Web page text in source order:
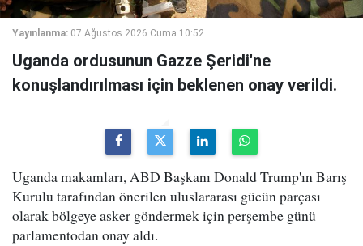
Yayınlanma: 07 Ağustos 2026 Cuma 10:52
Uganda ordusunun Gazze Şeridi'ne
konuşlandırılması için beklenen onay verildi.
Uganda makamları, ABD Başkanı Donald Trump'ın Barış
Kurulu tarafından önerilen uluslararası gücün parçası
olarak bölgeye asker göndermek için perşembe günü
parlamentodan onay aldı.